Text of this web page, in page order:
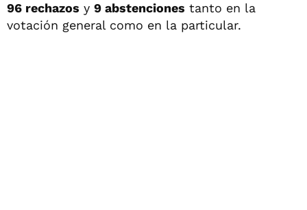
96 rechazos y 9 abstenciones tanto en la
votación general como en la particular.